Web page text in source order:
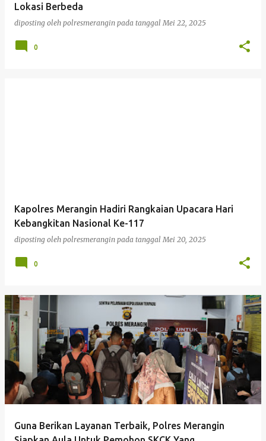
Lokasi Berbeda
diposting oleh polresmerangin pada tanggal Mei 22, 2025
0
Kapolres Merangin Hadiri Rangkaian Upacara Hari
Kebangkitan Nasional Ke-117
diposting oleh polresmerangin pada tanggal Mei 20, 2025
0
Guna Berikan Layanan Terbaik, Polres Merangin